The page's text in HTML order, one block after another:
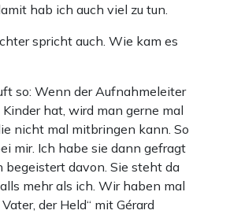
hab ich auch viel zu tun.
spricht auch. Wie kam es
so: Wenn der Aufnahmeleiter
hat, wird man gerne mal
nicht mal mitbringen kann. So
mir. Ich habe sie dann gefragt
begeistert davon. Sie steht da
mehr als ich. Wir haben mal
der Held“ mit Gérard